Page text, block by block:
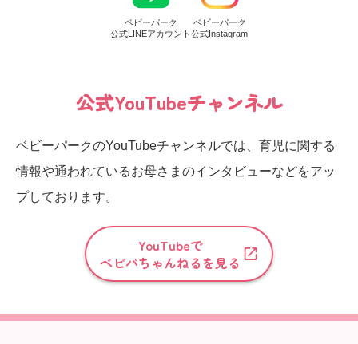
ベビーパーク
公式LINEアカウント
ベビーパーク
公式Instagram
公式YouTubeチャンネル
ベビーパークのYouTubeチャンネルでは、育児に関する
情報や通われているお母さまのインタビューなどをアッ
プしております。
YouTubeで
ベビパちゃんねるを見る